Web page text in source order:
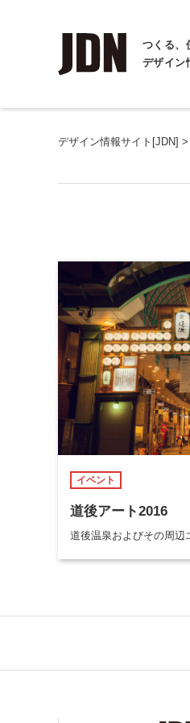
つくる、
デザイン
デザイン情報サイト[JDN] >
イベント
道後アート2016
道後温泉およびその周辺